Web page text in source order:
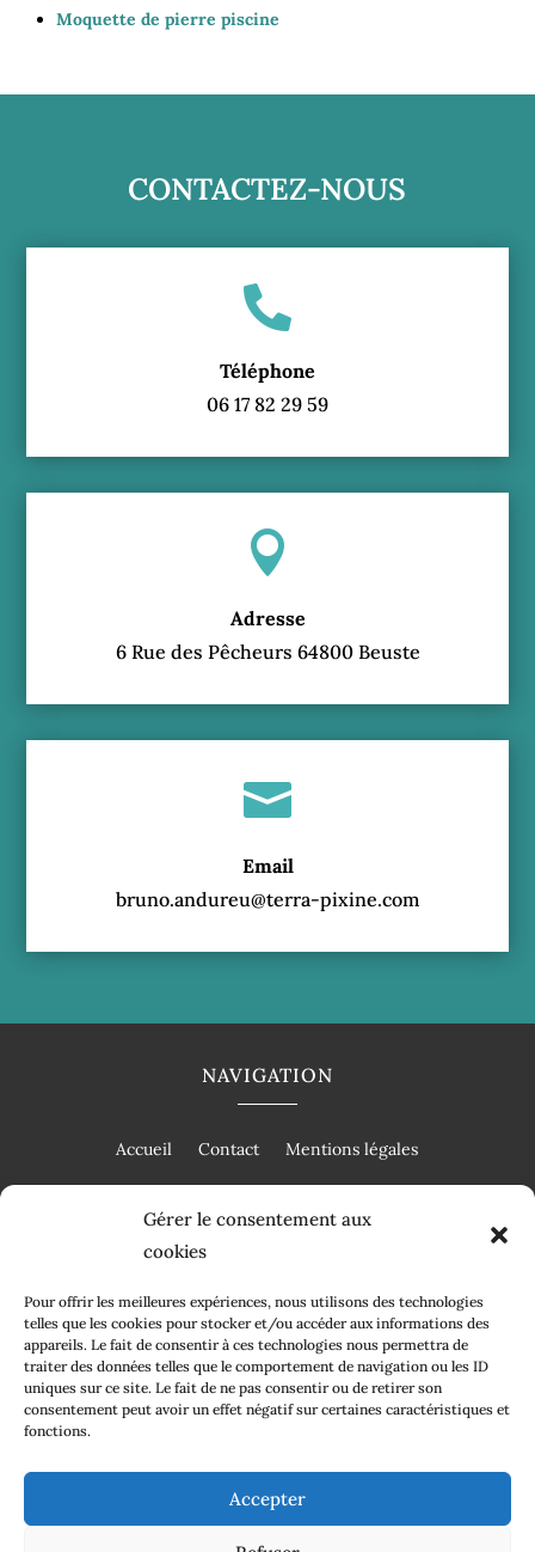
Gérer le consentement aux
cookies
Pour offrir les meilleures expériences, nous utilisons des technologies
telles que les cookies pour stocker et/ou accéder aux informations des
appareils. Le fait de consentir à ces technologies nous permettra de
traiter des données telles que le comportement de navigation ou les ID
uniques sur ce site. Le fait de ne pas consentir ou de retirer son
consentement peut avoir un effet négatif sur certaines caractéristiques et
fonctions.
Accepter
Moquette de pierre piscine
CONTACTEZ-NOUS

Téléphone
06 17 82 29 59

Adresse
6 Rue des Pêcheurs 64800 Beuste

Email
bruno.andureu@terra-pixine.com
NAVIGATION
Accueil Contact Mentions légales
RÉALISATION